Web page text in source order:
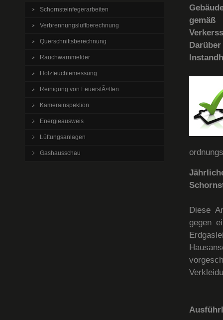
Diese
gegen
Schornsteinfegerarbeiten
Verbrennungsluftberechnung
Querschnittsberechnung
Rauchwarnmelder
Holzfeuchtemessung
Reinigung von FeuerstÃ¤tten
Kamerainspektion
Energieausweis
Lüftungsanlagen
Gashausschau